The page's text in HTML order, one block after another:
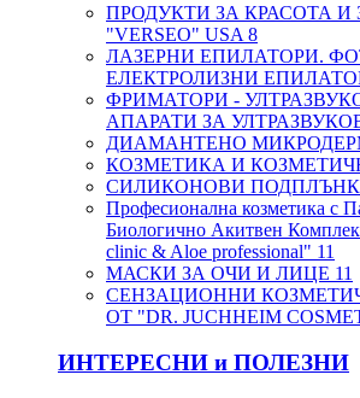
ПРОДУКТИ ЗА КРАСОТА И
"VERSEO" USA 8
ЛАЗЕРНИ ЕПИЛАТОРИ.
ЕЛЕКТРОЛИЗНИ
ФРИМАТОРИ -
АПАРАТИ ЗА
ДИАМАНТЕНО
КОЗМЕТИКА И
СИЛИКОНОВИ
Професионална козметика с
Биологично Акитвен
clinic & Aloe professional" 11
МАСКИ ЗА ОЧИ И ЛИЦЕ 11
СЕНЗАЦИОННИ
ОТ "DR. JUCHHEIM
ИНТЕРЕСНИ и ПОЛЕЗНИ